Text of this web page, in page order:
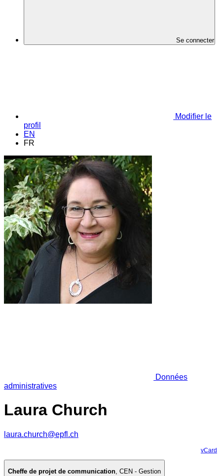
Se connecter
Modifier le
profil
EN
FR
Données
administratives
Laura Church
laura.church@epfl.ch
vCard
Cheffe de projet de communication, CEN - Gestion